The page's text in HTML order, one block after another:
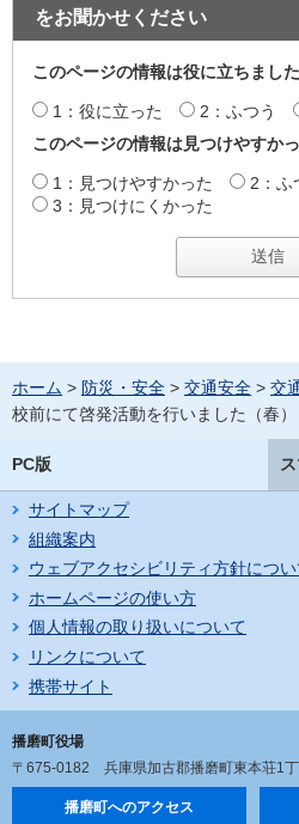
をお聞かせください
このページの情報は役に立ちまし
1：役に立った 2：ふつう
このページの情報は見つけやすか
1：見つけやすかった
2：ふ
3：見つけにくかった
ホーム > 防災・安全 > 交通安全 > 交
校前にて啓発活動を行いました（春）
PC版
サイトマップ
組織案内
ウェブアクセシビリティ方針につい
ホームページの使い方
個人情報の取り扱いについて
リンクについて
携帯サイト
播磨町役場
〒675-0182 兵庫県加古郡播磨町東本荘1
播磨町へのアクセス